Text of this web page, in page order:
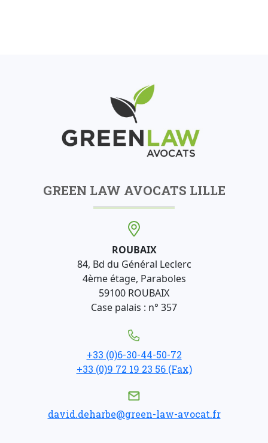
GREEN LAW AVOCATS LILLE
ROUBAIX
84, Bd du Général Leclerc
4ème étage, Paraboles
59100 ROUBAIX
Case palais : n° 357
+33 (0)6-30-44-50-72
+33 (0)9 72 19 23 56 (Fax)
david.deharbe@green-law-avocat.fr